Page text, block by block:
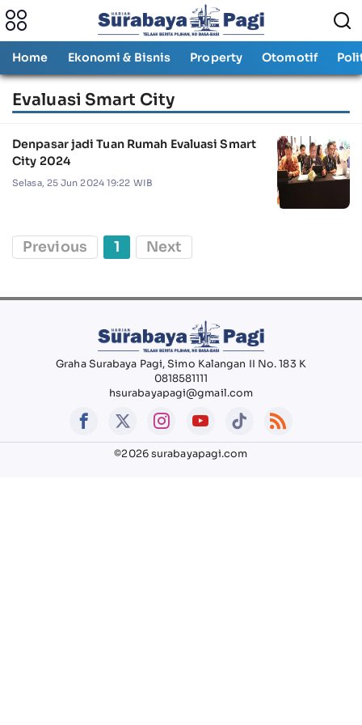
Home Ekonomi & Bisnis Property Otomotif
Evaluasi Smart City
Denpasar jadi Tuan Rumah Evaluasi Smart
City 2024
Selasa, 25 Jun 2024 19:22 WIB
Previous 1 Next
Graha Surabaya Pagi, Simo Kalangan II No. 183 K
0818581111
hsurabayapagi@gmail.com
©2026 surabayapagi.com